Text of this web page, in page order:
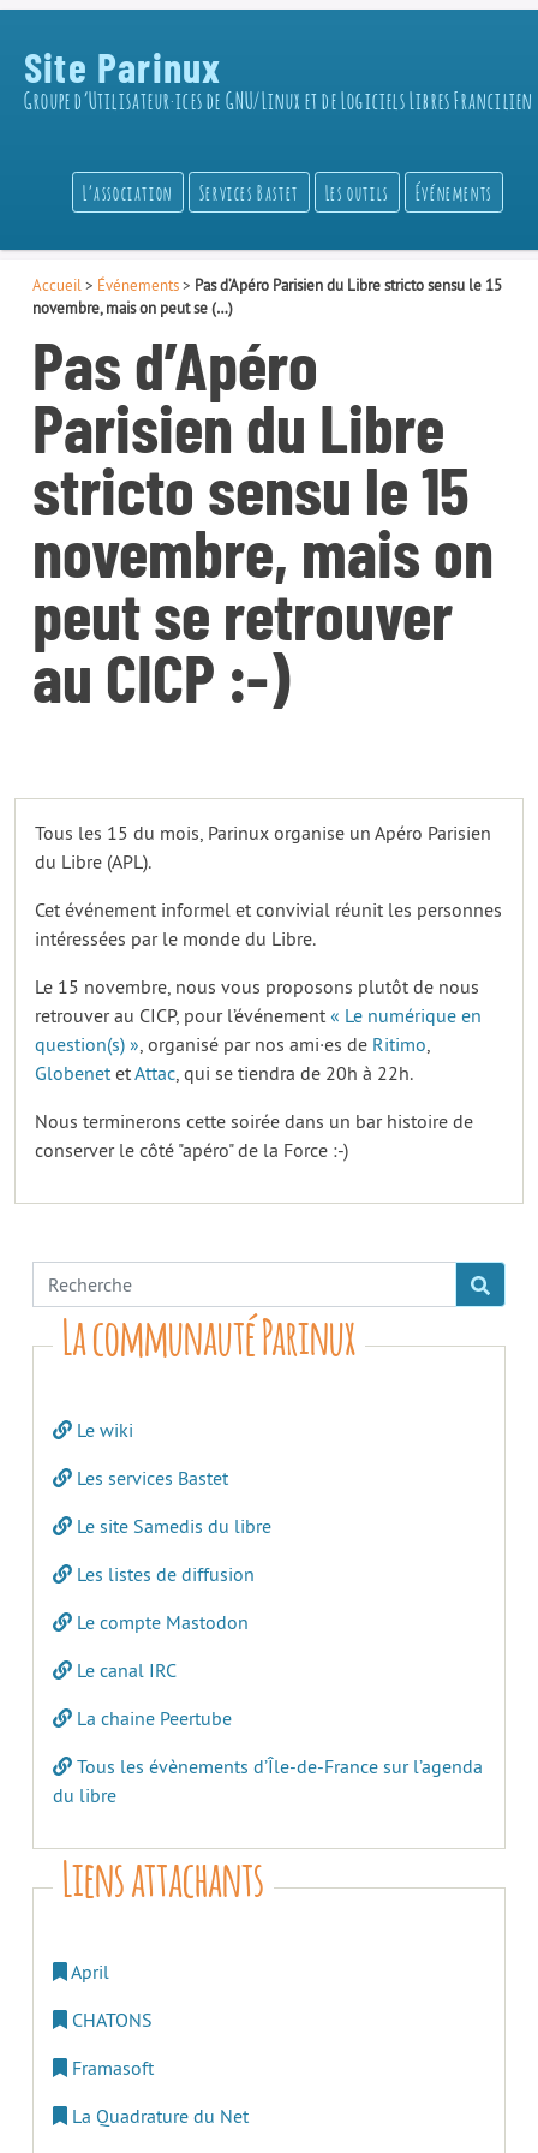
Site Parinux
Groupe d’Utilisateur·ices de GNU/Linux et de Logiciels Libres Francilien
L’association Services Bastet Les outils Événements
Accueil > Événements> Pas d’Apéro Parisien du Libre stricto sensu le 15
novembre, mais on peut se (…)
Pas d’Apéro
Parisien du Libre
stricto sensu le 15
novembre, mais on
peut se retrouver
au CICP :-)
Tous les 15 du mois, Parinux organise un Apéro Parisien
du Libre (APL).
Cet événement informel et convivial réunit les personnes
intéressées par le monde du Libre.
Le 15 novembre, nous vous proposons plutôt de nous
retrouver au CICP, pour l’événement « Le numérique en
question(s) », organisé par nos ami·es de Ritimo,
Globenet etAttac, qui se tiendra de 20h à 22h.
Nous terminerons cette soirée dans un bar histoire de
conserver le côté "apéro" de la Force :-)
La communauté Parinux
Le wiki
Les services Bastet
Le site Samedis du libre
Les listes de diffusion
Le compte Mastodon
Le canal IRC
La chaine Peertube
Tous les évènements d’Île-de-France sur l’agenda
du libre
Liens attachants
April
CHATONS
Framasoft
La Quadrature du Net